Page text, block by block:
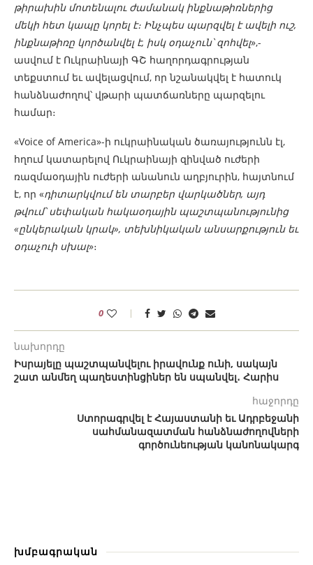
թիրախին մոտենալու ժամանակ ինքնաթիռներից
մեկի հետ կապը կորել է։ Ինչպես պարզվել է ավելի ուշ,
ինքնաթիռը կործանվել է, իսկ օդաչուն՝ զոհվել»,-
ասվում է Ուկրաինայի ԳՇ հաղորդագրության
տեքստում եւ ավելացվում, որ նշանակվել է հատուկ
հանձնաժողով՝ վթարի պատճառները պարզելու
համար։
«Voice of America»-ի ուկրաինական ծառայությունն էլ,
հղում կատարելով Ուկրաինայի զինված ուժերի
ռազմաօդային ուժերի անանուն աղբյուրին, հայտնում
է, որ «դիտարկվում են տարբեր վարկածներ, այդ
թվում՝ սեփական հակաօդային պաշտպանությունից
«ընկերական կրակ», տեխնիկական անսարքություն եւ
օդաչուի սխալ»։
0
նախորդը
Իսրայելը պաշտպանվելու իրավունք ունի, սակայն
շատ անմեղ պաղեստինցիներ են սպանվել․ Հարիս
հաջորդը
Ստորագրվել է Հայաստանի եւ Ադրբեջանի
սահմանազատման հանձնաժողովների
գործունեության կանոնակարգ
խմբագրական